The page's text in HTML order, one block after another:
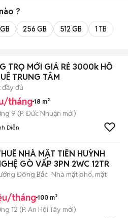
nào ?
256 GB 512 GB 1 TB
TRỌ MỚI GIÁ RẺ 3000k HỒ
TRUNG TÂM
đầy đủ
tháng18 m²
9 (P. Đức Nhuận mới)
Diễn
NHÀ MẶT TIỀN HUỲNH
GÒ VẤP 3PN 2WC 12TR
Đông Bắc Nhà mặt phố, mặt
tháng100 m²
12 (P. An Hội Tây mới)